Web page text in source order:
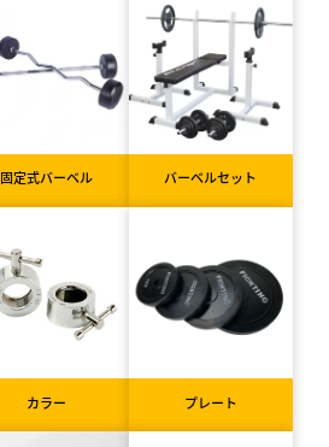
固定式バーベル バーベルセット
カラー プレート